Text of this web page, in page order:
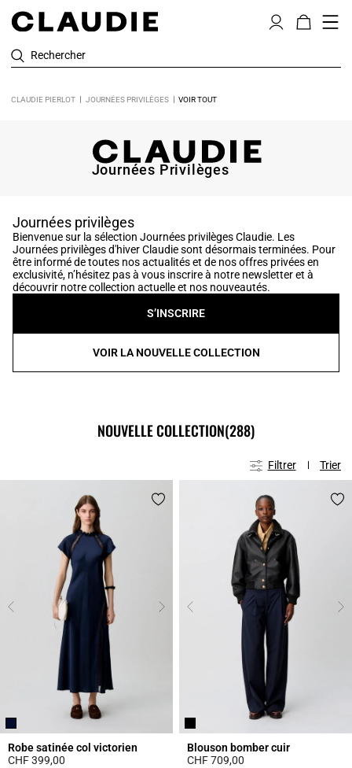
Rechercher
CLAUDIE PIERLOT JOURNÉES PRIVILÈGES VOIR TOUT
Journées Privilèges
Journées privilèges
Bienvenue sur la sélection Journées privilèges Claudie. Les
Journées privilèges d'hiver Claudie sont désormais terminées. Pour
être informé de toutes nos actualités et de nos offres privées en
exclusivité, n’hésitez pas à vous inscrire à notre newsletter et à
découvrir notre collection actuelle et nos nouveautés.
S’INSCRIRE
VOIR LA NOUVELLE COLLECTION
NOUVELLE COLLECTION(288)
Filtrer Trier
Robe satinée col victorien
CHF 399,00
Blouson bomber cuir
CHF 709,00